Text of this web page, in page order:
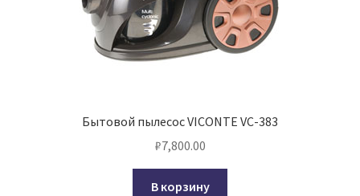
Бытовой пылесос VICONTE VC-383
₽7,800.00
В корзину